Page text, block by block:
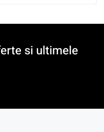
si ultimele